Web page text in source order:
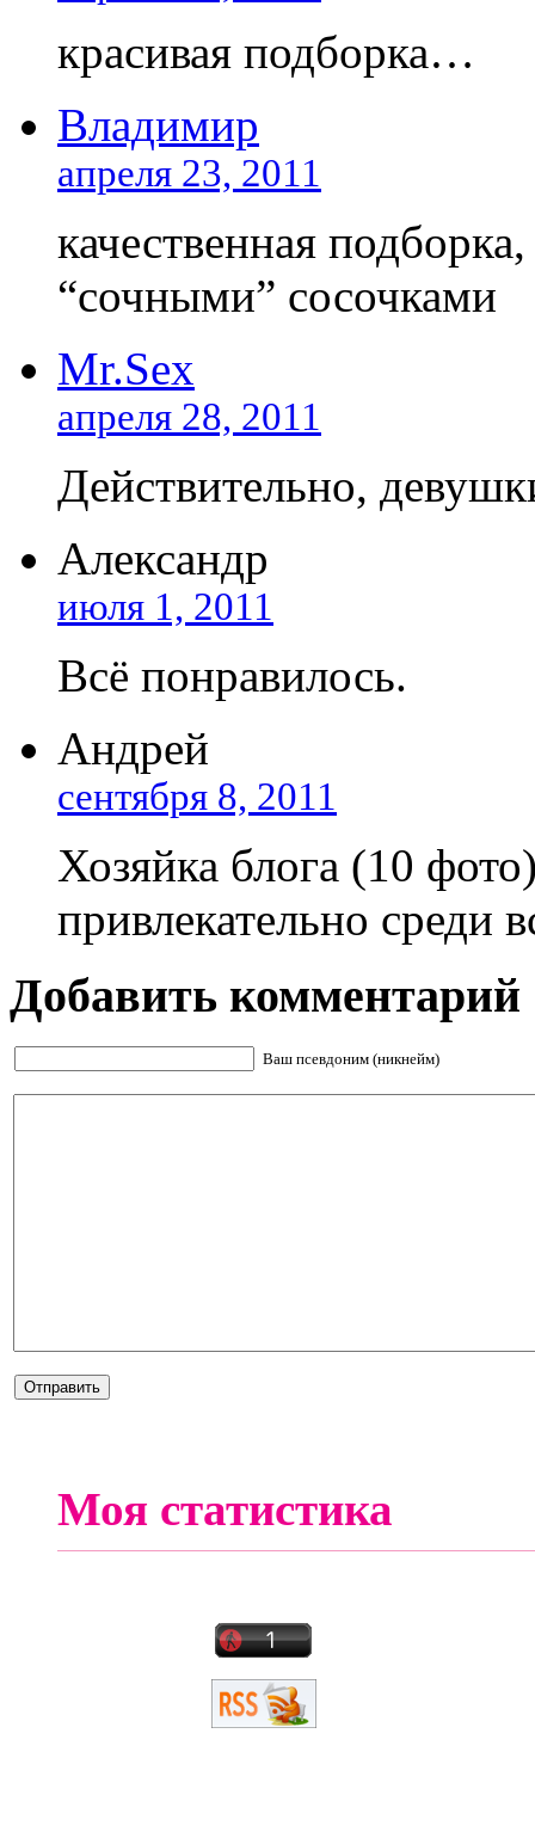
красивая подборка…
Владимир
апреля 23, 2011
качественная
“сочными” сосочками
Mr.Sex
апреля 28, 2011
Действительно,
Александр
июля 1, 2011
Всё понравилось.
Андрей
сентября 8, 2011
Хозяйка блога (10
привлекательно среди
Добавить комментарий
Ваш псевдоним (никнейм)
Моя статистика